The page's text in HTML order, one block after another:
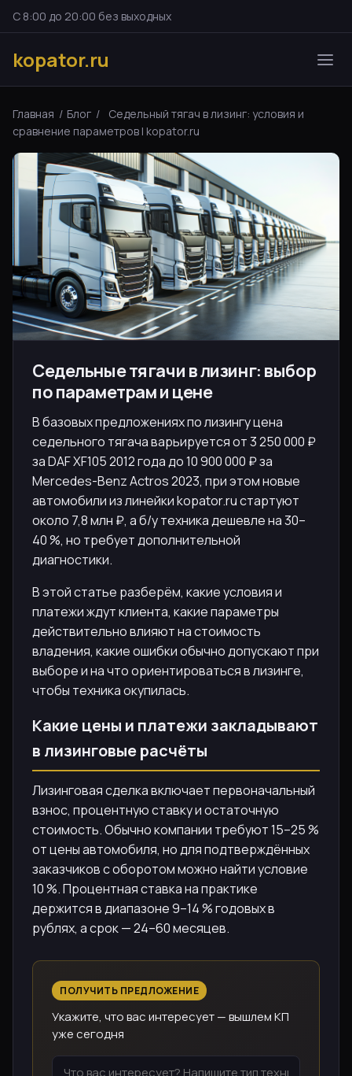
С 8:00 до 20:00 без выходных
kopator.ru
Главная / Блог /
Седельный тягач в лизинг: условия и
сравнение параметров | kopator.ru
Седельные тягачи в лизинг: выбор
по параметрам и цене
В базовых предложениях по лизингу цена
седельного тягача варьируется от 3 250 000 ₽
за DAF XF105 2012 года до 10 900 000 ₽ за
Mercedes-Benz Actros 2023, при этом новые
автомобили из линейки kopator.ru стартуют
около 7,8 млн ₽, а б/у техника дешевле на 30–
40 %, но требует дополнительной
диагностики.
В этой статье разберём, какие условия и
платежи ждут клиента, какие параметры
действительно влияют на стоимость
владения, какие ошибки обычно допускают при
выборе и на что ориентироваться в лизинге,
чтобы техника окупилась.
Какие цены и платежи закладывают
в лизинговые расчёты
Лизинговая сделка включает первоначальный
взнос, процентную ставку и остаточную
стоимость. Обычно компании требуют 15–25 %
от цены автомобиля, но для подтверждённых
заказчиков с оборотом можно найти условие
10 %. Процентная ставка на практике
держится в диапазоне 9–14 % годовых в
рублях, а срок — 24–60 месяцев.
ПОЛУЧИТЬ ПРЕДЛОЖЕНИЕ
Укажите, что вас интересует — вышлем КП
уже сегодня